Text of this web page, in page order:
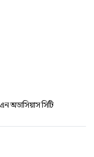
অডাসিয়াস সিটি